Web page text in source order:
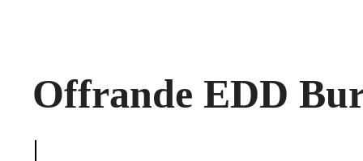
Offrande EDD
|